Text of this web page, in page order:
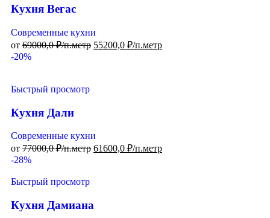
Кухня Вегас
Современные кухни
от 69000,0₽/п.метр 55200,0 ₽/п.метр
-20%
Быстрый просмотр
Кухня Дали
Современные кухни
от 77000,0₽/п.метр 61600,0 ₽/п.метр
-28%
Быстрый просмотр
Кухня Дамиана